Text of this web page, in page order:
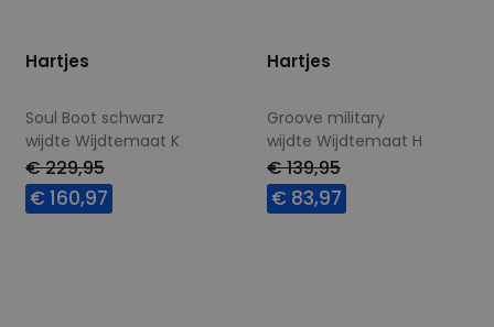
Hartjes
Soul Boot schwarz
wijdte Wijdtemaat K
€ 229,95
€ 160,97
Hartjes
Groove military
wijdte Wijdtemaat H
€ 139,95
€ 83,97